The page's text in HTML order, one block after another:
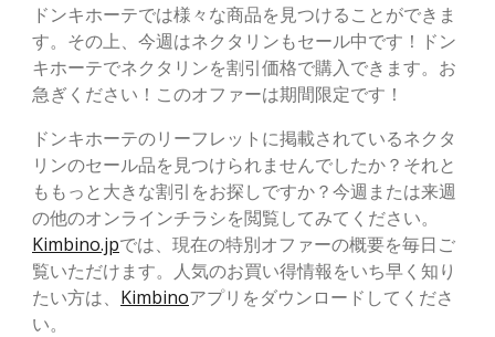
ドンキホーテでは様々な商品を見つけることができま
す。その上、今週はネクタリンもセール中です！ドン
キホーテでネクタリンを割引価格で購入できます。お
急ぎください！このオファーは期間限定です！
ドンキホーテのリーフレットに掲載されているネクタ
リンのセール品を見つけられませんでしたか？それと
ももっと大きな割引をお探しですか？今週または来週
の他のオンラインチラシを閲覧してみてください。
Kimbino.jpでは、現在の特別オファーの概要を毎日ご
覧いただけます。人気のお買い得情報をいち早く知り
たい方は、 Kimbinoアプリをダウンロードしてくださ
い。